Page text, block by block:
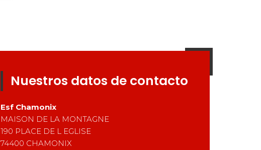
Nuestros datos de contacto
Esf Chamonix
MAISON DE LA MONTAGNE
190 PLACE DE L EGLISE
74400 CHAMONIX